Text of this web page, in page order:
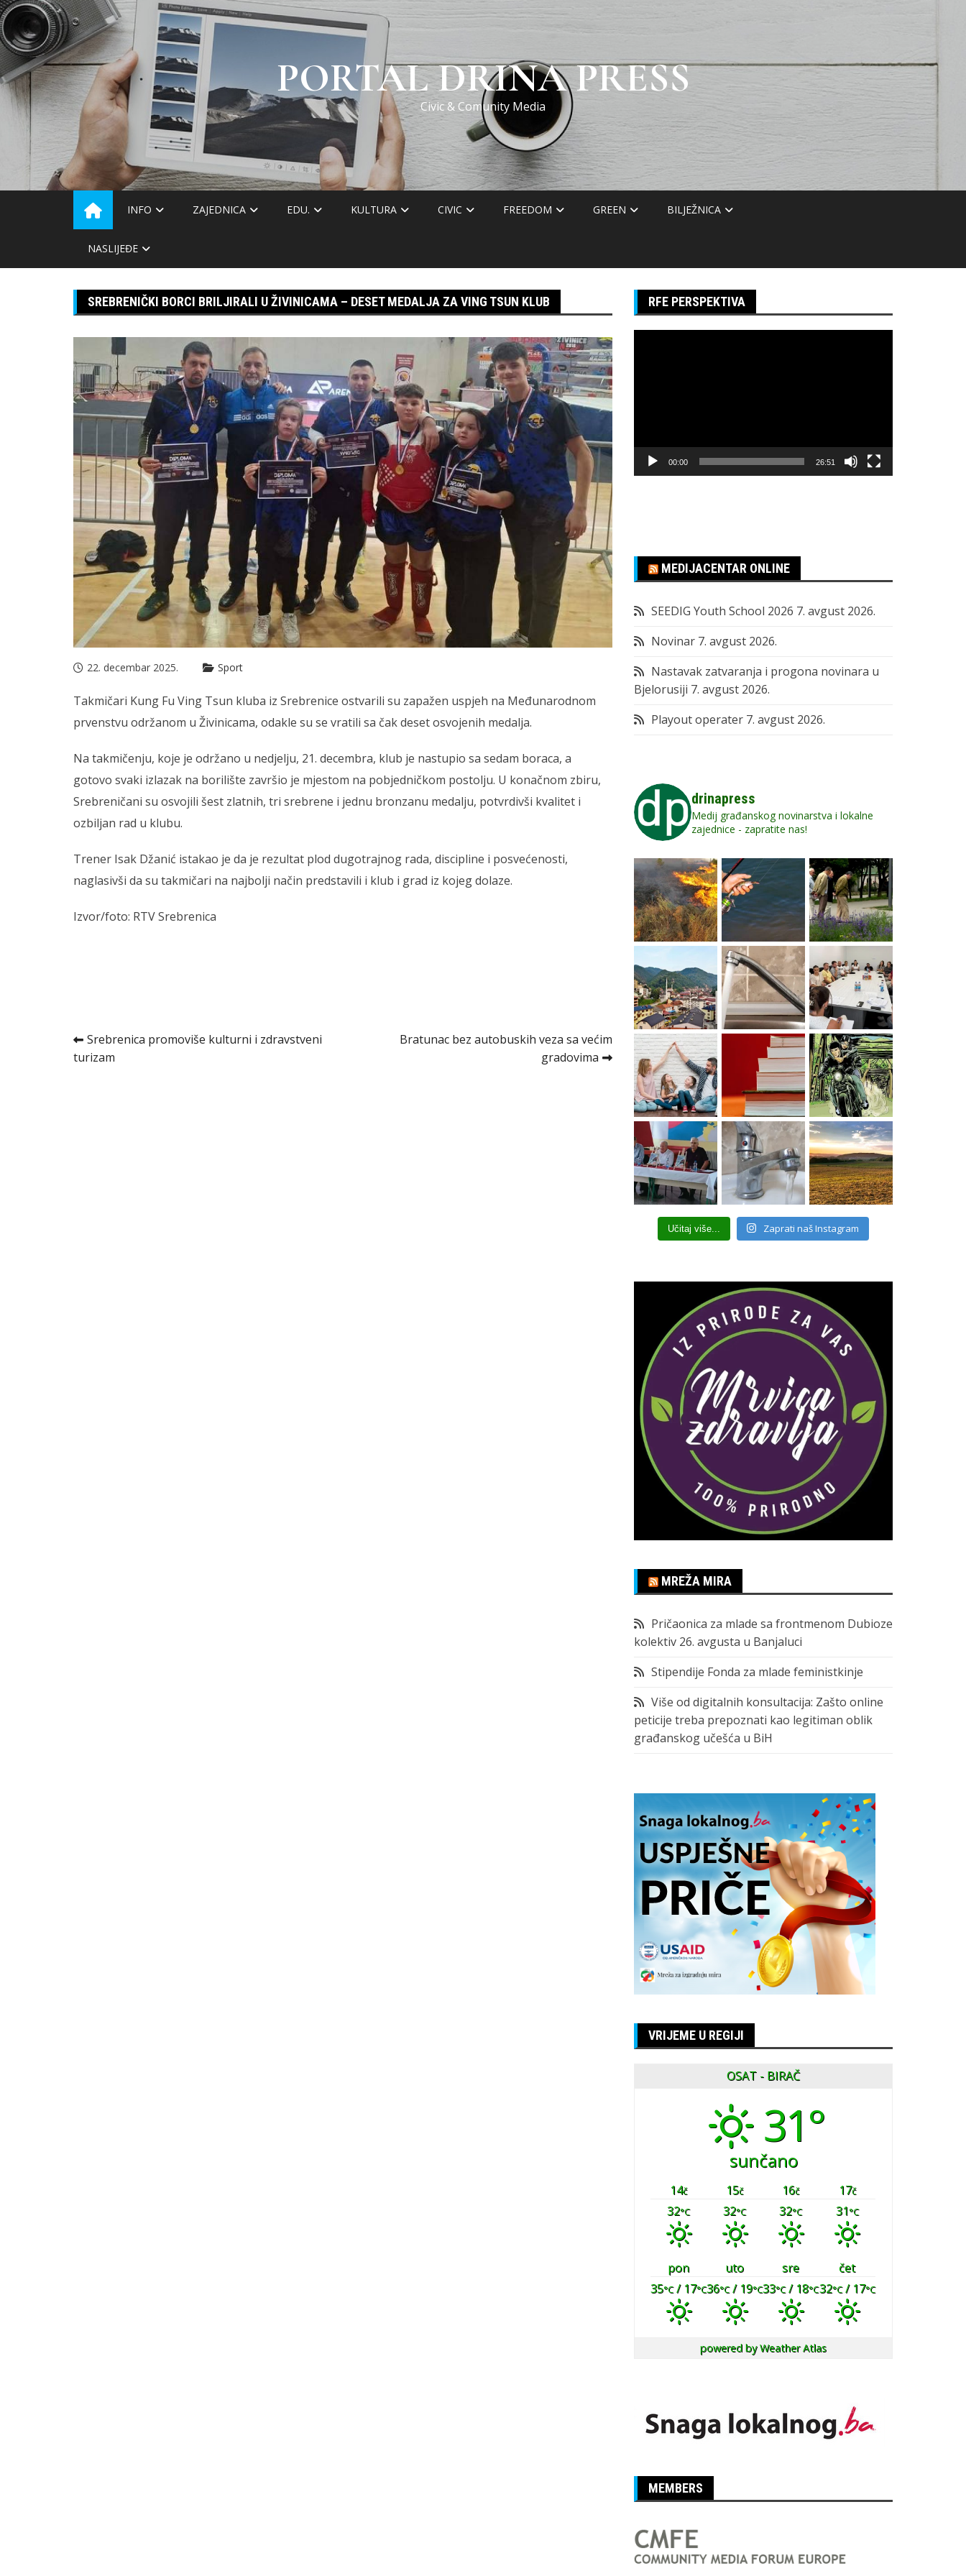
Skip
to
content
PORTAL DRINA PRESS
Civic & Comunity Media
INFO ZAJEDNICA EDU. KULTURA CIVIC FREEDOM GREEN BILJEŽNICA
NASLIJEĐE
SREBRENIČKI BORCI BRILJIRALI U ŽIVINICAMA – DESET MEDALJA ZA VING TSUN KLUB
22. decembar 2025. Sport
Takmičari Kung Fu Ving Tsun kluba iz Srebrenice ostvarili su zapažen uspjeh na Međunarodnom
prvenstvu održanom u Živinicama, odakle su se vratili sa čak deset osvojenih medalja.
Na takmičenju, koje je održano u nedjelju, 21. decembra, klub je nastupio sa sedam boraca, a
gotovo svaki izlazak na borilište završio je mjestom na pobjedničkom postolju. U konačnom zbiru,
Srebreničani su osvojili šest zlatnih, tri srebrene i jednu bronzanu medalju, potvrdivši kvalitet i
ozbiljan rad u klubu.
Trener Isak Džanić istakao je da je rezultat plod dugotrajnog rada, discipline i posvećenosti,
naglasivši da su takmičari na najbolji način predstavili i klub i grad iz kojeg dolaze.
Izvor/foto: RTV Srebrenica
Kretanje
Srebrenica promoviše kulturni i zdravstveni
turizam
Bratunac bez autobuskih veza sa većim
gradovima
RFE PERSPEKTIVA
00:00 26:51
MEDIJACENTAR ONLINE
SEEDIG Youth School 2026 7. avgust 2026.
Novinar 7. avgust 2026.
Nastavak zatvaranja i progona novinara u
Bjelorusiji 7. avgust 2026.
Playout operater 7. avgust 2026.
drinapress
Medij građanskog novinarstva i lokalne
zajednice - zapratite nas!
Učitaj više... Zaprati naš Instagram
MREŽA MIRA
Pričaonica za mlade sa frontmenom Dubioze
kolektiv 26. avgusta u Banjaluci
Stipendije Fonda za mlade feministkinje
Više od digitalnih konsultacija: Zašto online
peticije treba prepoznati kao legitiman oblik
građanskog učešća u BiH
VRIJEME U REGIJI
OSAT - BIRAČ
31°
sunčano
14č 15č 16č 17č
32°C 32°C 32°C 31°C
pon uto sre
čet
35°C/ 17°C36°C/ 19°C33°C/ 18°C32°C/ 17°C
powered byWeather Atlas
MEMBERS